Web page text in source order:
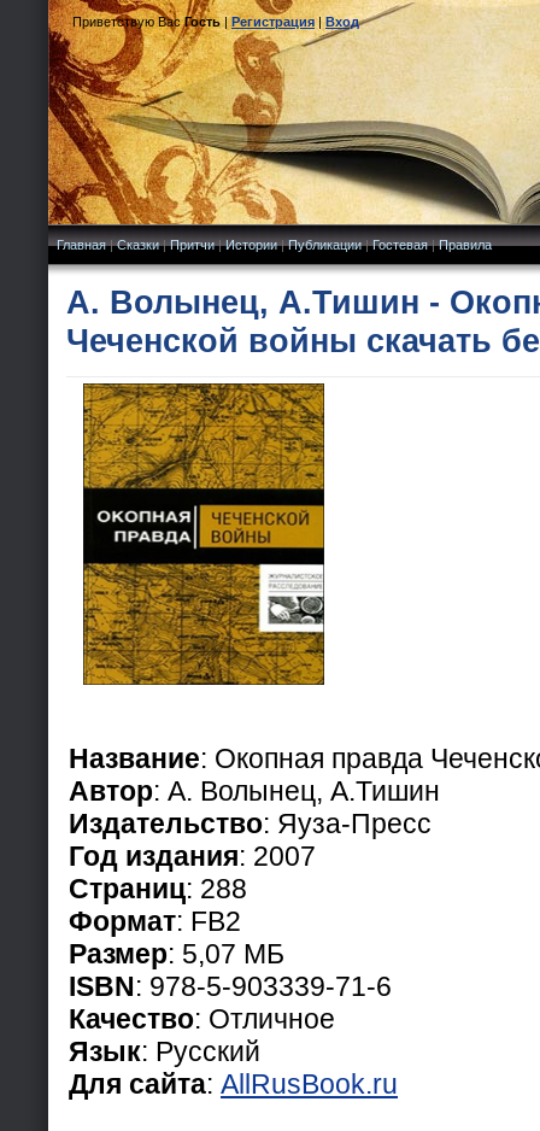
Приветствую Вас Гость|Регистрация|Вход
Главная|Сказки|Притчи|Истории|Публикации|Гостевая|Правила
А. Волынец, А.Тишин -
Чеченской войны скачать
Название: Окопная правда
Автор: А. Волынец, А.Тишин
Издательство: Яуза-Пресс
Год издания: 2007
Страниц: 288
Формат: FB2
Размер: 5,07 МБ
ISBN: 978-5-903339-71-6
Качество: Отличное
Язык: Русский
Для сайта: AllRusBook.ru